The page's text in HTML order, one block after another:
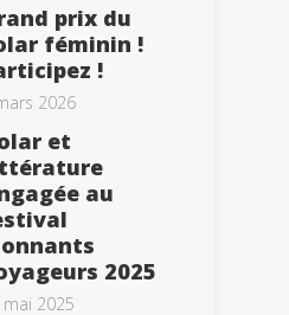
prix du
féminin !
!
2026
et
au
2025
mai 2025